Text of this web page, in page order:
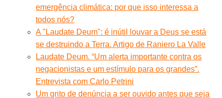
emergência climática: por que isso interessa a
todos nós?
A "Laudate Deum": é inútil louvar a Deus se está
se destruindo a Terra. Artigo de Raniero La Valle
Laudate Deum. “Um alerta importante contra os
negacionistas e um estímulo para os grandes”.
Entrevista com Carlo Petrini
Um grito de denúncia a ser ouvido antes que seja